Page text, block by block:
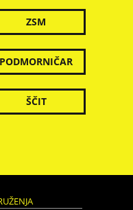
ZSM
PODMORNIČAR
ŠČIT